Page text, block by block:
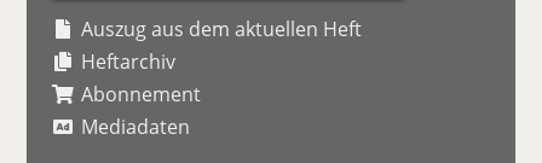
Auszug aus dem aktuellen Heft
Heftarchiv
Abonnement
Mediadaten